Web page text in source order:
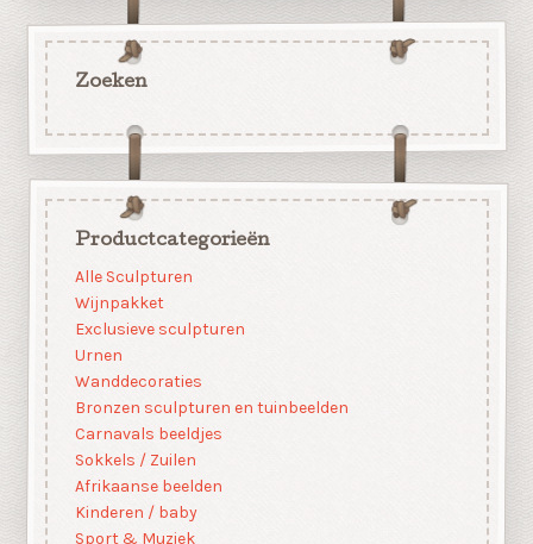
Zoeken
Productcategorieën
Alle Sculpturen
Wijnpakket
Exclusieve sculpturen
Urnen
Wanddecoraties
Bronzen sculpturen en tuinbeelden
Carnavals beeldjes
Sokkels / Zuilen
Afrikaanse beelden
Kinderen / baby
Sport & Muziek